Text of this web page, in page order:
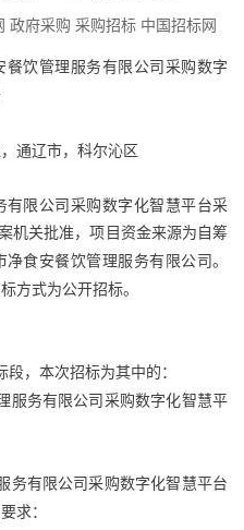
政府采购 采购招标 中国招标网
饮管理服务有限公司采购数字
通辽市，科尔沁区
有限公司采购数字化智慧平台采
机关批准，项目资金来源为自筹
食安餐饮管理服务有限公司。
方式为公开招标。
段，本次招标为其中的：
服务有限公司采购数字化智慧平
务有限公司采购数字化智慧平台
求：